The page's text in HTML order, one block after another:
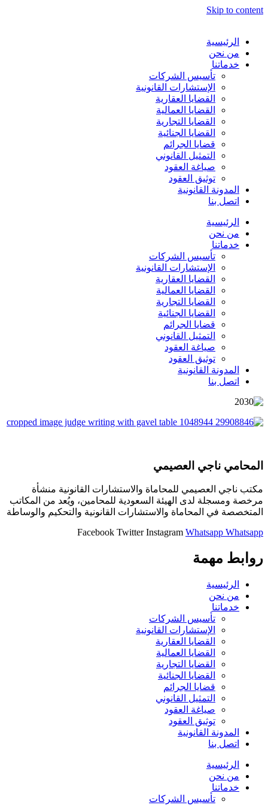
Skip to content
الرئيسية
من نحن
خدماتنا
تأسيس الشركات
الإستشارات القانونية
القضايا العقارية
القضايا العمالية
القضايا التجارية
القضايا الجنائية
قضايا الجرائم
التمثيل القانوني
صياغة العقود
توثيق العقود
المدونة القانونية
اتصل بنا
الرئيسية
من نحن
خدماتنا
تأسيس الشركات
الإستشارات القانونية
القضايا العقارية
القضايا العمالية
القضايا التجارية
القضايا الجنائية
قضايا الجرائم
التمثيل القانوني
صياغة العقود
توثيق العقود
المدونة القانونية
اتصل بنا
المحامي ناجي العصيمي
مكتب ناجي العصيمي للمحاماة والاستشارات القانونية منشأة
مرخصة ومسجلة لدى الهيئة السعودية للمحامين، ويُعد من المكاتب
المتخصصة في المحاماة والاستشارات القانونية والتحكيم والوساطة
Facebook Twitter Instagram Whatsapp Whatsapp
روابط مهمة
الرئيسية
من نحن
خدماتنا
تأسيس الشركات
الإستشارات القانونية
القضايا العقارية
القضايا العمالية
القضايا التجارية
القضايا الجنائية
قضايا الجرائم
التمثيل القانوني
صياغة العقود
توثيق العقود
المدونة القانونية
اتصل بنا
الرئيسية
من نحن
خدماتنا
تأسيس الشركات